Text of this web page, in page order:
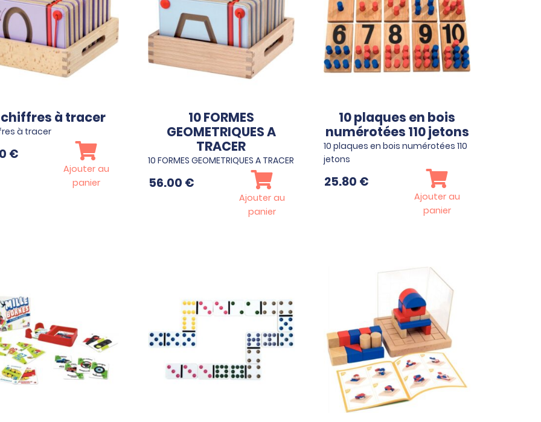
chiffres à tracer
à tracer
€
Ajouter au
panier
10 FORMES
GEOMETRIQUES A
TRACER
10 FORMES GEOMETRIQUES A TRACER
56.00 €
Ajouter au
panier
10 plaques en bois
numérotées 110 jetons
10 plaques en bois numérotées 110
jetons
25.80 €
Ajouter au
panier